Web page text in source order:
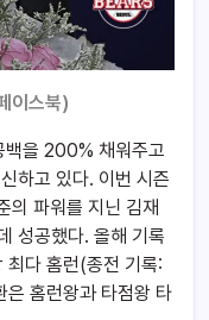
이스북)
백을 200% 채워주고
하고 있다. 이번 시즌
의 파워를 지닌 김재
성공했다. 올해 기록
다 홈런(종전 기록:
홈런왕과 타점왕 타